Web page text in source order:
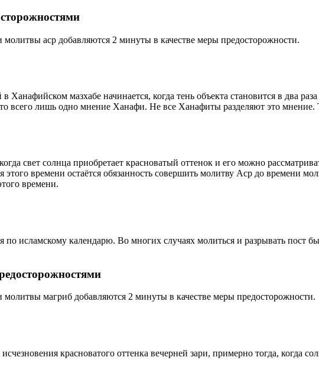
аср добавляются 2 минуты в качестве меры предосторожности.
Ханафийском мазхабе начинается, когда тень объекта становится в два
всего лишь одно мнение Ханафи. Не все Ханафиты разделяют это
свет солнца приобретает красноватый оттенок и его можно
этого времени остаётся обязанность совершить молитву Аср до времени
времени.
по исламскому календарю. Во многих случаях молиться и разрывать пост
магриб добавляются 2 минуты в качестве меры предосторожности.
красноватого оттенка вечерней зари, примерно тогда, когда